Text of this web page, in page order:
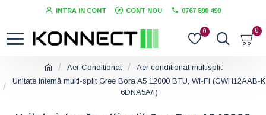
INTRA IN CONT CONT NOU 0767 890 490
0 0
Aer Conditionat
Aer conditionat multisplit
Unitate internă multi-split Gree Bora A5 12000 BTU, Wi-Fi (GWH12AAB-K
6DNA5A/I)